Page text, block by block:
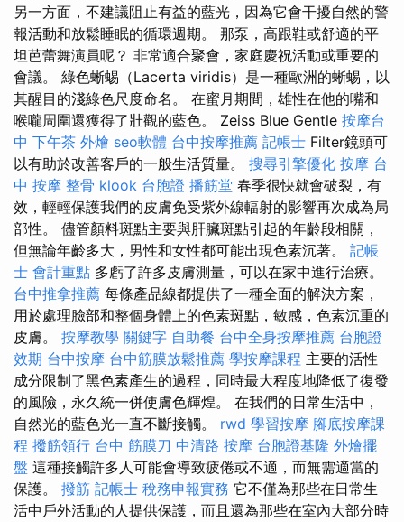
另一方面，不建議阻止有益的藍光，因為它會干擾自然的警
報活動和放鬆睡眠的循環週期。 那泵，高跟鞋或舒適的平
坦芭蕾舞演員呢？ 非常適合聚會，家庭慶祝活動或重要的
會議。 綠色蜥蜴（Lacerta viridis）是一種歐洲的蜥蜴，以
其醒目的淺綠色尺度命名。 在蜜月期間，雄性在他的嘴和
喉嚨周圍還獲得了壯觀的藍色。 Zeiss Blue Gentle 按摩台
中 下午茶 外燴 seo軟體 台中按摩推薦 記帳士 Filter鏡頭可
以有助於改善客戶的一般生活質量。 搜尋引擎優化 按摩 台
中 按摩 整骨 klook 台胞證 播筋堂 春季很快就會破裂，有
效，輕輕保護我們的皮膚免受紫外線輻射的影響再次成為局
部性。 儘管顏料斑點主要與肝臟斑點引起的年齡段相關，
但無論年齡多大，男性和女性都可能出現色素沉著。 記帳
士 會計重點 多虧了許多皮膚測量，可以在家中進行治療。
台中推拿推薦 每條產品線都提供了一種全面的解決方案，
用於處理臉部和整個身體上的色素斑點，敏感，色素沉重的
皮膚。 按摩教學 關鍵字 自助餐 台中全身按摩推薦 台胞證
效期 台中按摩 台中筋膜放鬆推薦 學按摩課程 主要的活性
成分限制了黑色素產生的過程，同時最大程度地降低了復發
的風險，永久統一併使膚色輝煌。 在我們的日常生活中，
自然光的藍色光一直不斷接觸。 rwd 學習按摩 腳底按摩課
程 撥筋領行 台中 筋膜刀 中清路 按摩 台胞證基隆 外燴擺
盤 這種接觸許多人可能會導致疲倦或不適，而無需適當的
保護。 撥筋 記帳士 稅務申報實務 它不僅為那些在日常生
活中戶外活動的人提供保護，而且還為那些在室內大部分時